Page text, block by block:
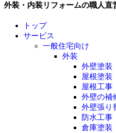
外装・内装リフォームの職人
トップ
サービス
一般住宅向け
外装
外壁塗装
屋根塗装
屋根工事
外壁の補
外壁張り
防水工事
倉庫塗装